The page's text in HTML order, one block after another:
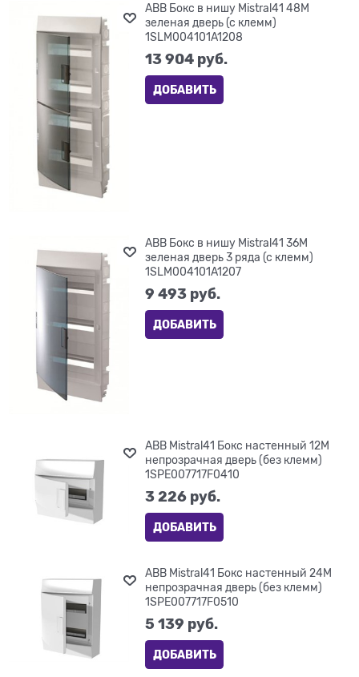
ABB Бокс в нишу Mistral41 48М
зеленая дверь (с клемм)
1SLM004101A1208
13 904 руб.
ДОБАВИТЬ
ABB Бокс в нишу Mistral41 36М
зеленая дверь 3 ряда (с клемм)
1SLM004101A1207
9 493 руб.
ДОБАВИТЬ
ABB Mistral41 Бокс настенный 12М
непрозрачная дверь (без клемм)
1SPE007717F0410
3 226 руб.
ДОБАВИТЬ
ABB Mistral41 Бокс настенный 24М
непрозрачная дверь (без клемм)
1SPE007717F0510
5 139 руб.
ДОБАВИТЬ